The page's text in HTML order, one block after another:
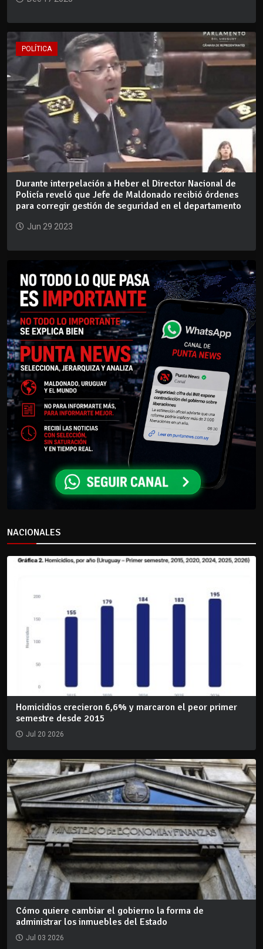
POLÍTICA
Durante interpelación a Heber el Director Nacional de
Policía reveló que Jefe de Maldonado recibió órdenes
para corregir gestión de seguridad en el departamento
Jun 29 2023
NACIONALES
Homicidios crecieron 6,6% y marcaron el peor primer
semestre desde 2015
Jul 20 2026
Cómo quiere cambiar el gobierno la forma de
administrar los inmuebles del Estado
Jul 03 2026